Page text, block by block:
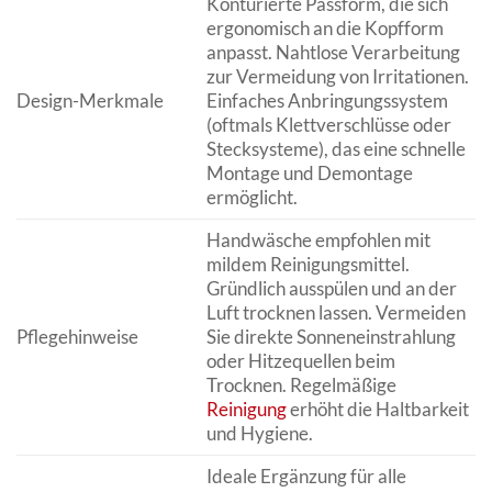
Design-Merkmale
ergonomisch an die Kopfform
anpasst. Nahtlose Verarbeitung
zur Vermeidung von Irritationen.
Einfaches Anbringungssystem
(oftmals Klettverschlüsse oder
Stecksysteme), das eine schnelle
Montage und Demontage
ermöglicht.
Pflegehinweise
Handwäsche empfohlen mit
mildem Reinigungsmittel.
Gründlich ausspülen und an der
Luft trocknen lassen. Vermeiden
Sie direkte Sonneneinstrahlung
oder Hitzequellen beim
Trocknen. Regelmäßige
Reinigungerhöht die Haltbarkeit
und Hygiene.
Ideale Ergänzung für alle